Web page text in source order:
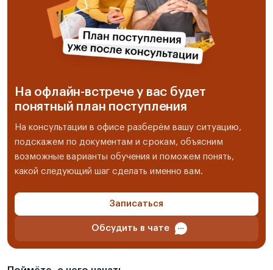
На офлайн-встрече у вас будет
понятный план поступления
На консультации в офисе разберём вашу ситуацию,
подскажем по документам и срокам, объясним
возможные варианты обучения и поможем понять,
какой следующий шаг сделать именно вам.
Записаться
Обсудить в чате